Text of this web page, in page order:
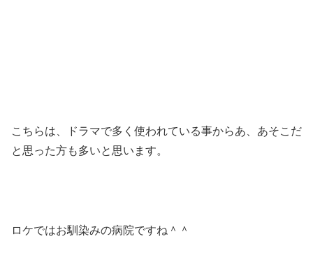
こちらは、ドラマで多く使われている事からあ、あそこだ
と思った方も多いと思います。
ロケではお馴染みの病院ですね＾＾